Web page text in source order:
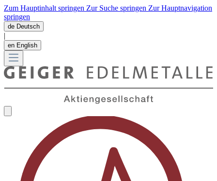
Zum Hauptinhalt springen Zur Suche springen Zur Hauptnavigation
springen
de Deutsch
|
en English